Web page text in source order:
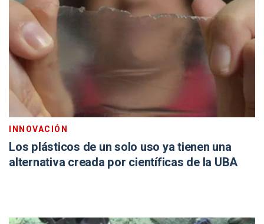
INNOVACIÓN
Los plásticos de un solo uso ya tienen una
alternativa creada por científicas de la UBA